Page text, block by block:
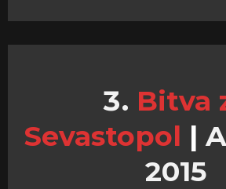
Bitva
Sevastopol |
2015